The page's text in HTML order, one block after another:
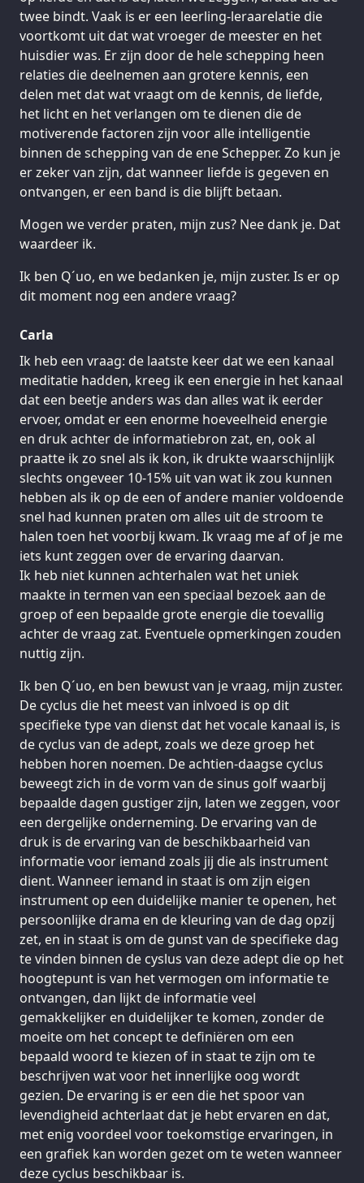
twee bindt. Vaak is er een leerling-leraarelatie die
voortkomt uit dat wat vroeger de meester en het
huisdier was. Er zijn door de hele schepping heen
relaties die deelnemen aan grotere kennis, een
delen met dat wat vraagt om de kennis, de liefde,
het licht en het verlangen om te dienen die de
motiverende factoren zijn voor alle intelligentie
binnen de schepping van de ene Schepper. Zo kun je
er zeker van zijn, dat wanneer liefde is gegeven en
ontvangen, er een band is die blijft betaan.
Mogen we verder praten, mijn zus? Nee dank je. Dat
waardeer ik.
Ik ben Q´uo, en we bedanken je, mijn zuster. Is er op
dit moment nog een andere vraag?
Carla
Ik heb een vraag: de laatste keer dat we een kanaal
meditatie hadden, kreeg ik een energie in het kanaal
dat een beetje anders was dan alles wat ik eerder
ervoer, omdat er een enorme hoeveelheid energie
en druk achter de informatiebron zat, en, ook al
praatte ik zo snel als ik kon, ik drukte waarschijnlijk
slechts ongeveer 10-15% uit van wat ik zou kunnen
hebben als ik op de een of andere manier voldoende
snel had kunnen praten om alles uit de stroom te
halen toen het voorbij kwam. Ik vraag me af of je me
iets kunt zeggen over de ervaring daarvan.
Ik heb niet kunnen achterhalen wat het uniek
maakte in termen van een speciaal bezoek aan de
groep of een bepaalde grote energie die toevallig
achter de vraag zat. Eventuele opmerkingen zouden
nuttig zijn.
Ik ben Q´uo, en ben bewust van je vraag, mijn zuster.
De cyclus die het meest van inlvoed is op dit
specifieke type van dienst dat het vocale kanaal is, is
de cyclus van de adept, zoals we deze groep het
hebben horen noemen. De achtien-daagse cyclus
beweegt zich in de vorm van de sinus golf waarbij
bepaalde dagen gustiger zijn, laten we zeggen, voor
een dergelijke onderneming. De ervaring van de
druk is de ervaring van de beschikbaarheid van
informatie voor iemand zoals jij die als instrument
dient. Wanneer iemand in staat is om zijn eigen
instrument op een duidelijke manier te openen, het
persoonlijke drama en de kleuring van de dag opzij
zet, en in staat is om de gunst van de specifieke dag
te vinden binnen de cyslus van deze adept die op het
hoogtepunt is van het vermogen om informatie te
ontvangen, dan lijkt de informatie veel
gemakkelijker en duidelijker te komen, zonder de
moeite om het concept te definiëren om een
bepaald woord te kiezen of in staat te zijn om te
beschrijven wat voor het innerlijke oog wordt
gezien. De ervaring is er een die het spoor van
levendigheid achterlaat dat je hebt ervaren en dat,
met enig voordeel voor toekomstige ervaringen, in
een grafiek kan worden gezet om te weten wanneer
deze cyclus beschikbaar is.